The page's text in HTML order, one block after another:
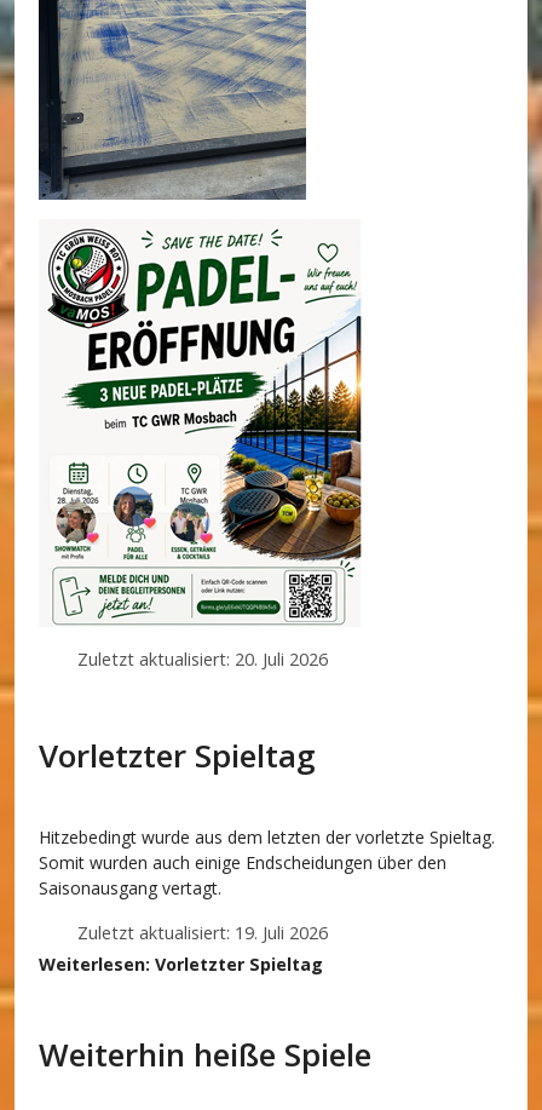
Zuletzt aktualisiert: 20. Juli 2026
Vorletzter Spieltag
Hitzebedingt wurde aus dem letzten der vorletzte Spieltag.
Somit wurden auch einige Endscheidungen über den
Saisonausgang vertagt.
Zuletzt aktualisiert: 19. Juli 2026
Weiterlesen: Vorletzter Spieltag
Weiterhin heiße Spiele